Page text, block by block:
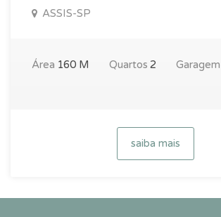
ASSIS-SP
Área 160 M Quartos 2 Garagem
saiba mais